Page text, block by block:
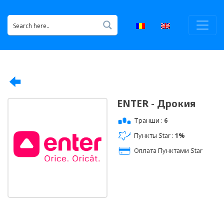
ENTER - Дрокия
Транши : 6
Пункты Star : 1%
Оплата Пунктами Star